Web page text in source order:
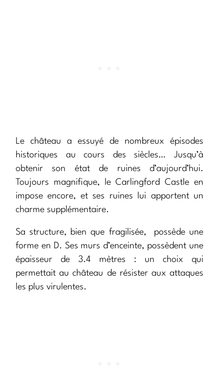
Le château a essuyé de nombreux épisodes
historiques au cours des siècles… Jusqu’à
obtenir son état de ruines d’aujourd’hui.
Toujours magnifique, le Carlingford Castle en
impose encore, et ses ruines lui apportent un
charme supplémentaire.
Sa structure, bien que fragilisée, possède une
forme en D. Ses murs d’enceinte, possèdent une
épaisseur de 3.4 mètres : un choix qui
permettait au château de résister aux attaques
les plus virulentes.